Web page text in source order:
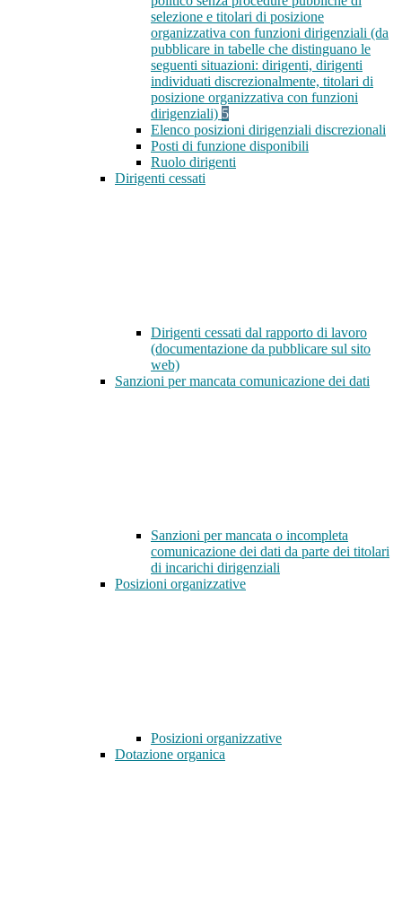
selezione e titolari di posizione
organizzativa con funzioni dirigenziali (da
pubblicare in tabelle che distinguano le
seguenti situazioni: dirigenti, dirigenti
individuati discrezionalmente, titolari di
posizione organizzativa con funzioni
dirigenziali) 5
Elenco posizioni dirigenziali discrezionali
Posti di funzione disponibili
Ruolo dirigenti
Dirigenti cessati
Dirigenti cessati dal rapporto di lavoro
(documentazione da pubblicare sul sito
web)
Sanzioni per mancata comunicazione dei dati
Sanzioni per mancata o incompleta
comunicazione dei dati da parte dei titolari
di incarichi dirigenziali
Posizioni organizzative
Posizioni organizzative
Dotazione organica